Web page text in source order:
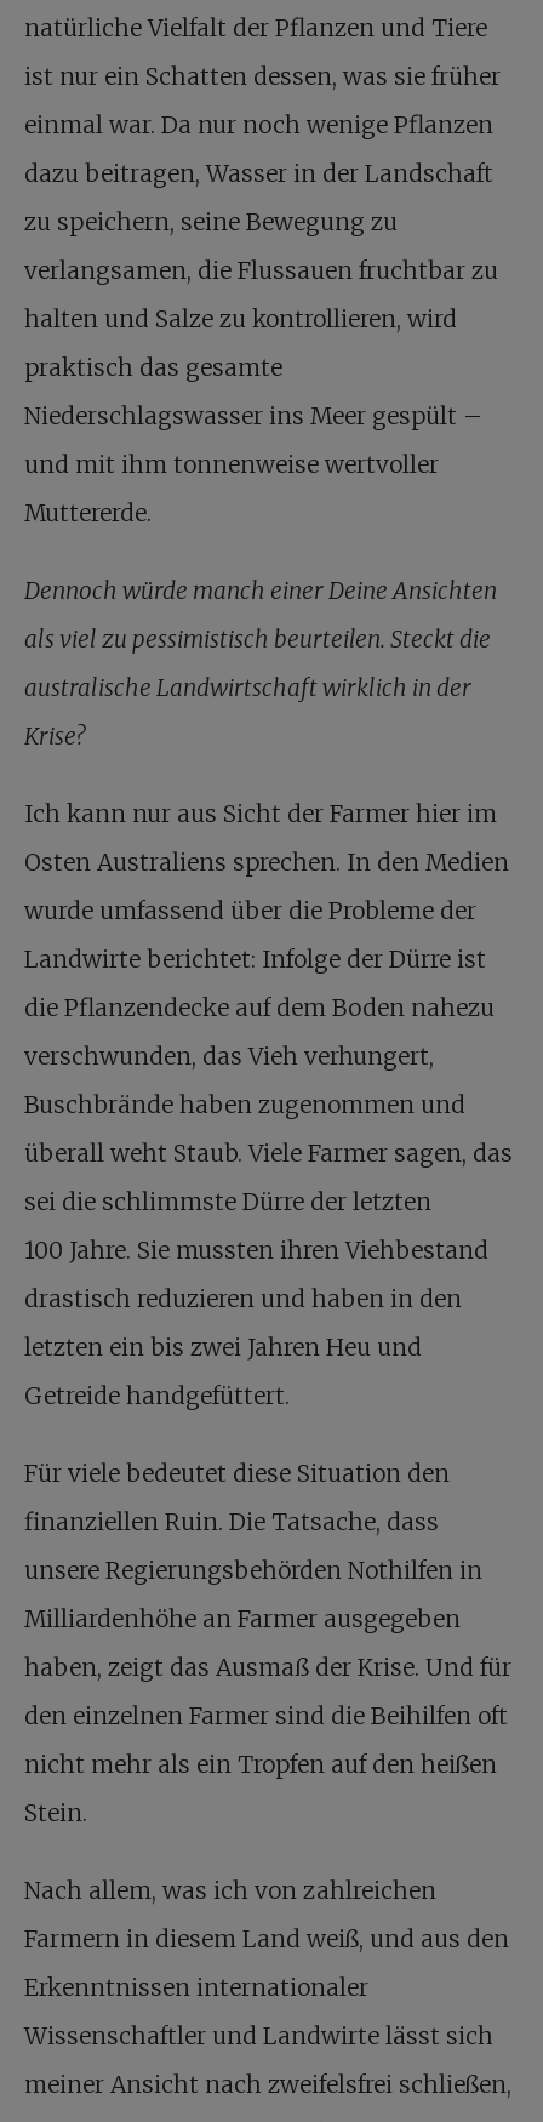
natürliche Vielfalt der Pflanzen und Tiere
ist nur ein Schatten dessen, was sie früher
einmal war. Da nur noch wenige Pflanzen
dazu beitragen, Wasser in der Landschaft
zu speichern, seine Bewegung zu
verlangsamen, die Flussauen fruchtbar zu
halten und Salze zu kontrollieren, wird
praktisch das gesamte
Niederschlagswasser ins Meer gespült –
und mit ihm tonnenweise wertvoller
Muttererde.
Dennoch würde manch einer Deine Ansichten
als viel zu pessimistisch beurteilen. Steckt die
australische Landwirtschaft wirklich in der
Krise?
Ich kann nur aus Sicht der Farmer hier im
Osten Australiens sprechen. In den Medien
wurde umfassend über die Probleme der
Landwirte berichtet: Infolge der Dürre ist
die Pflanzendecke auf dem Boden nahezu
verschwunden, das Vieh verhungert,
Buschbrände haben zugenommen und
überall weht Staub. Viele Farmer sagen, das
sei die schlimmste Dürre der letzten
100 Jahre. Sie mussten ihren Viehbestand
drastisch reduzieren und haben in den
letzten ein bis zwei Jahren Heu und
Getreide handgefüttert.
Für viele bedeutet diese Situation den
finanziellen Ruin. Die Tatsache, dass
unsere Regierungsbehörden Nothilfen in
Milliardenhöhe an Farmer ausgegeben
haben, zeigt das Ausmaß der Krise. Und für
den einzelnen Farmer sind die Beihilfen oft
nicht mehr als ein Tropfen auf den heißen
Stein.
Nach allem, was ich von zahlreichen
Farmern in diesem Land weiß, und aus den
Erkenntnissen internationaler
Wissenschaftler und Landwirte lässt sich
meiner Ansicht nach zweifelsfrei schließen,